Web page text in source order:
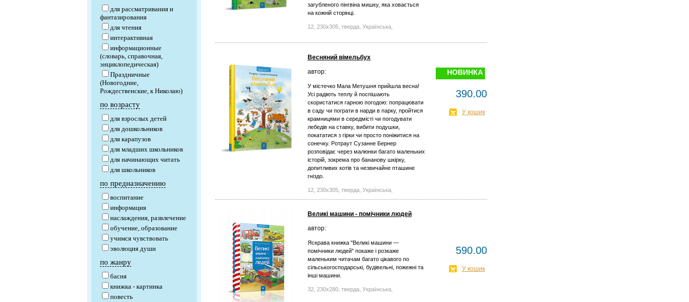
для рассматривания и
фантазирования
для чтения
интерактивная
информационные
(словарь, справочная,
энциклопедическая)
Праздничные
(Новогодние,
Рождественские, к Николаю)
по возрасту
для взрослых детей
для дошкольников
для карапузов
для младших школьников
для начинающих читать
для школьников
по предназначению
воспитание
информация
наслаждения, развлечение
обучение, образование
учимся чувствовать
эволюция души
по жанру
басня
книжка - картинка
повесть
загубленого пінгвіна мишку, яка ховається
на кожній сторінці.
12, 230x305, тверда, Українська,
НОВИНКА
390.00
У кошик
Весняний вімельбух
автор:
У містечко Мала Метушня прийшла весна!
Усі радіють теплу й поспішають
скористатися гарною погодою: попрацювати
в саду чи пограти в нарди в парку, пройтися
крамницями в середмісті чи погодувати
лебедів на ставку, вибити подушки,
покататися з гірки чи просто поніжитися на
сонечку. Ротраут Сузанне Бернер
розповідає через малюнки багато маленьких
історій, зокрема про бананову шкірку,
допитливих котів та незвичайне пташине
гніздо.
12, 230x305, тверда, Українська,
590.00
У кошик
Великі машини - помічники людей
автор:
Яскрава книжка "Великі машини —
помічники людей" покаже і розкаже
маленьким читачам багато цікавого по
сільськогосподарські, будівельні, пожежні та
інші машини.
32, 230х280, тверда, Українська,